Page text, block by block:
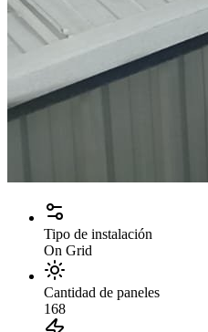
Tipo de instalación
On Grid
Cantidad de paneles
168